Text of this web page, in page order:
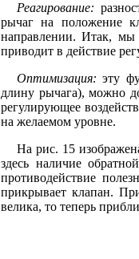
Реагирование:
рычаг на положение
направлении. Итак, мы
приводит в действие
Оптимизация: эту
длину рычага), можно
регулирующее
на желаемом уровне.
На рис. 15
здесь наличие
противодействие
прикрывает клапан.
велика, то теперь